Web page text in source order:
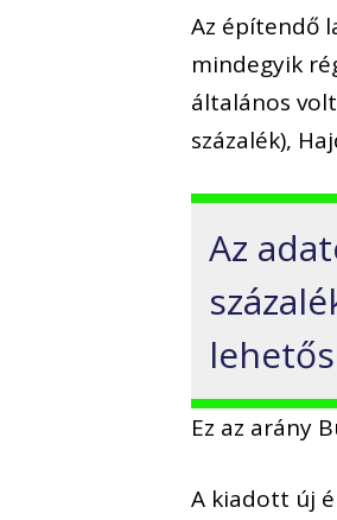
Az építendő
mindegyik
általános
százalék),
Az
Ez az arány
A kiadott új